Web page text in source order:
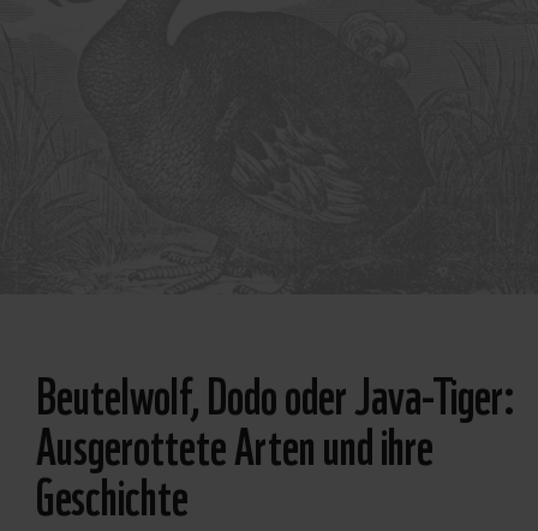
Beutelwolf, Dodo oder Java-Tiger:
Ausgerottete Arten und ihre
Geschichte